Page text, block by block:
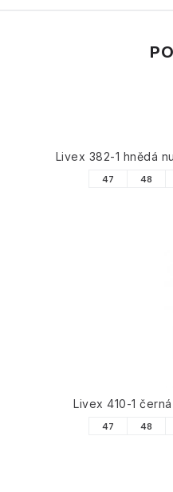
Livex 382-1 hnědá
47 48
Livex 410-1
47 48